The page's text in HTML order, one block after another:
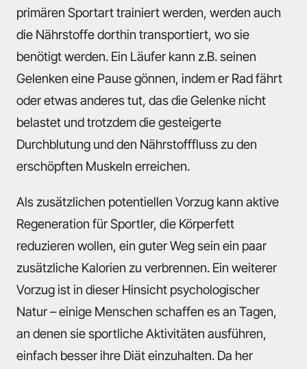
primären Sportart trainiert werden, werden auch
die Nährstoffe dorthin transportiert, wo sie
benötigt werden. Ein Läufer kann z.B. seinen
Gelenken eine Pause gönnen, indem er Rad fährt
oder etwas anderes tut, das die Gelenke nicht
belastet und trotzdem die gesteigerte
Durchblutung und den Nährstofffluss zu den
erschöpften Muskeln erreichen.
Als zusätzlichen potentiellen Vorzug kann aktive
Regeneration für Sportler, die Körperfett
reduzieren wollen, ein guter Weg sein ein paar
zusätzliche Kalorien zu verbrennen. Ein weiterer
Vorzug ist in dieser Hinsicht psychologischer
Natur – einige Menschen schaffen es an Tagen,
an denen sie sportliche Aktivitäten ausführen,
einfach besser ihre Diät einzuhalten. Da her